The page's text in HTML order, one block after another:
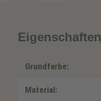
Eigenschaften
Grundfarbe:
Material: